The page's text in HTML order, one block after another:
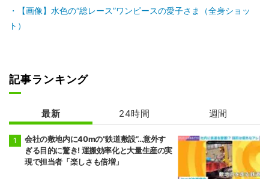
【画像】水色の“総レース”ワンピースの愛子さま（全身ショッ
ト）
記事ランキング
最新 24時間 週間
会社の敷地内に40mの“鉄道敷設”…意外す
ぎる目的に驚き! 運搬効率化と大量生産の実
現で担当者「楽しさも倍増」